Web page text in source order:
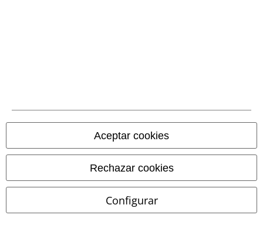
Aceptar cookies
Rechazar cookies
Configurar
Todos los precios incluyen el IVA pero no losgastos de transporte
© 1986-2026 E.M.P. Merchandising HGmbH
Tiendas EMP online